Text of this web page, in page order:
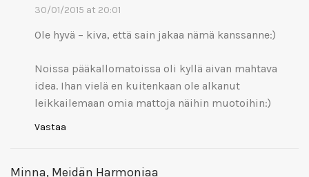
30/01/2015 at 20:01
Ole hyvä – kiva, että sain jakaa nämä kanssanne:)
Noissa pääkallomatoissa oli kyllä aivan mahtava
idea. Ihan vielä en kuitenkaan ole alkanut
leikkailemaan omia mattoja näihin muotoihin:)
Vastaa
Minna, Meidän Harmoniaa